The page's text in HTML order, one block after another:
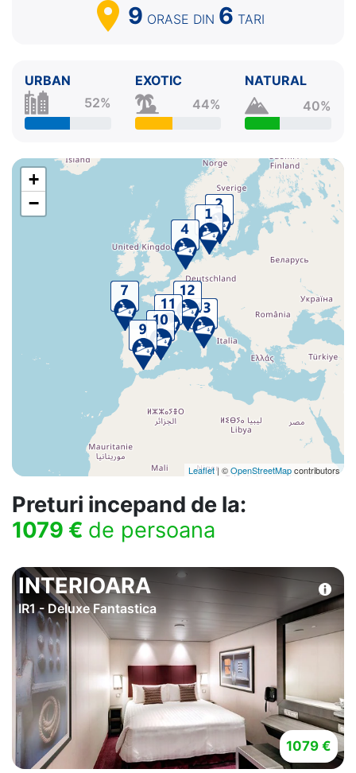
9 ORASE DIN 6 TARI
URBAN
52%
EXOTIC
44%
NATURAL
40%
+
−
Leaflet| ©OpenStreetMapcontributors
Preturi incepand de la:
1079 € de persoana
INTERIOARA
IR1 - Deluxe Fantastica
1079 €